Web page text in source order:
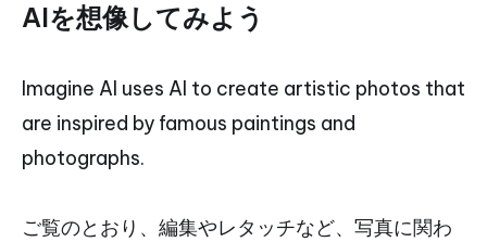
AIを想像してみよう
Imagine AI uses AI to create artistic photos that
are inspired by famous paintings and
photographs.
ご覧のとおり、編集やレタッチなど、写真に関わ